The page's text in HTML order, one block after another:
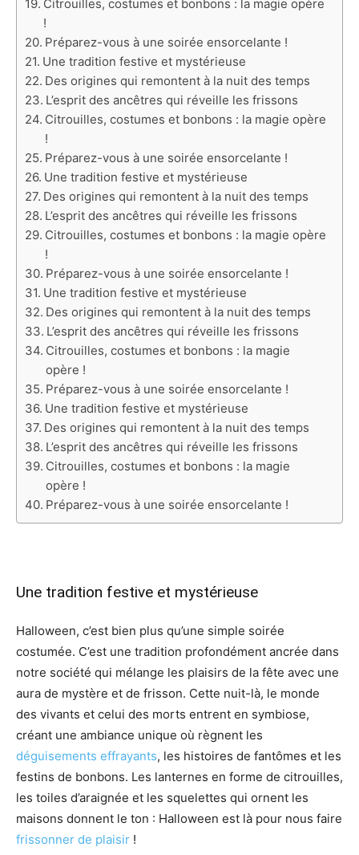
Citrouilles, costumes et bonbons : la magie opère
!
Préparez-vous à une soirée ensorcelante !
Une tradition festive et mystérieuse
Des origines qui remontent à la nuit des temps
L’esprit des ancêtres qui réveille les frissons
Citrouilles, costumes et bonbons : la magie opère
!
Préparez-vous à une soirée ensorcelante !
Une tradition festive et mystérieuse
Des origines qui remontent à la nuit des temps
L’esprit des ancêtres qui réveille les frissons
Citrouilles, costumes et bonbons : la magie opère
!
Préparez-vous à une soirée ensorcelante !
Une tradition festive et mystérieuse
Des origines qui remontent à la nuit des temps
L’esprit des ancêtres qui réveille les frissons
Citrouilles, costumes et bonbons : la magie
opère !
Préparez-vous à une soirée ensorcelante !
Une tradition festive et mystérieuse
Des origines qui remontent à la nuit des temps
L’esprit des ancêtres qui réveille les frissons
Citrouilles, costumes et bonbons : la magie
opère !
Préparez-vous à une soirée ensorcelante !
Une tradition festive et mystérieuse
Halloween, c’est bien plus qu’une simple soirée
costumée. C’est une tradition profondément ancrée dans
notre société qui mélange les plaisirs de la fête avec une
aura de mystère et de frisson. Cette nuit-là, le monde
des vivants et celui des morts entrent en symbiose,
créant une ambiance unique où règnent les
déguisements effrayants, les histoires de fantômes et les
festins de bonbons. Les lanternes en forme de citrouilles,
les toiles d’araignée et les squelettes qui ornent les
maisons donnent le ton : Halloween est là pour nous faire
frissonner de plaisir !